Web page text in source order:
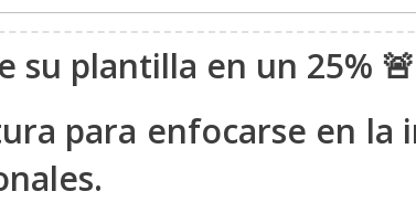
su plantilla en un 25% 🚨
para enfocarse en